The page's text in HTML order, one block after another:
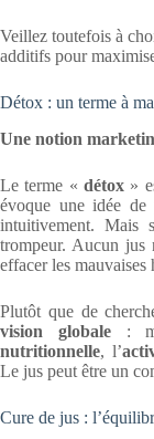
Veillez toutefois à
additifs pour
Détox : un terme à
Une notion
Le terme « détox»
évoque une idée de
intuitivement.
trompeur. Aucun jus
effacer les mauvaises
Plutôt que de
vision globale:
nutritionnelle, l’
Le jus peut être un
Cure de jus :